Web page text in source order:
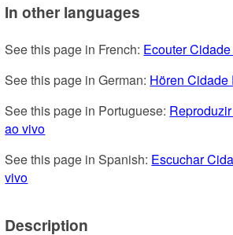
In other languages
See this page in French: Ecouter
See this page in German: Hören
See this page in Portuguese:
ao vivo
See this page in Spanish: Escuchar
vivo
Description